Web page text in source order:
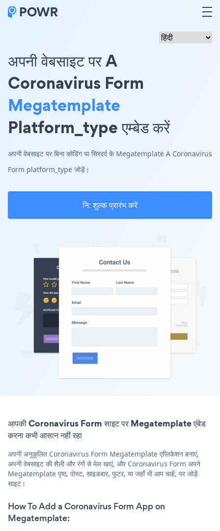
अपनी वेबसाइट पर A
Coronavirus Form
Megatemplate
Platform_type एम्बेड करें
अपनी वेबसाइट पर बिना कोडिंग या सिरदर्द के Megatemplate A Coronavirus
Form platform_type जोड़ें।
नि: शुल्क प्रारंभ करें
आपकी Coronavirus Form साइट पर Megatemplate एंबेड
करना कभी आसान नहीं रहा
अपनी अनुकूलित Coronavirus Form Megatemplate एप्लिकेशन बनाएं,
अपनी वेबसाइट की शैली और रंगों से मेल खाएं, और Coronavirus Form अपने
Megatemplate पृष्ठ, पोस्ट, साइडबार, फुटर, या जहाँ भी आप चाहें, पर जोड़ें
साइट।
How To Add a Coronavirus Form App on
Megatemplate: